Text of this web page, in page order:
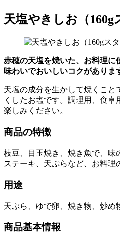
天塩やきしお（160g
赤穂の天塩を焼いた、お料理に
味わいでおいしいコクがありま
天塩の成分を生かして焼くこと
くしたお塩です。調理用、食
楽しみください。
商品の特徴
枝豆、目玉焼き、焼き魚で、味
ステーキ、天ぷらなど、お料理
用途
天ぷら、ゆで卵、焼き物、炒め
商品基本情報